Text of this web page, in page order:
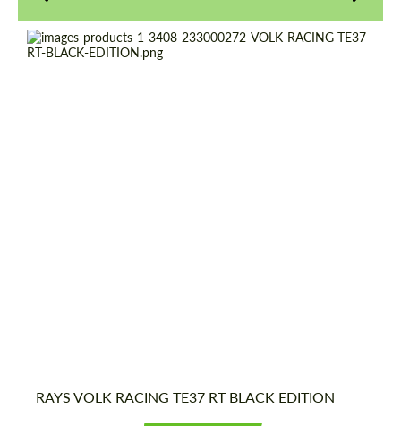
RAYS VOLK RACING TE37 RT BLACK EDITION